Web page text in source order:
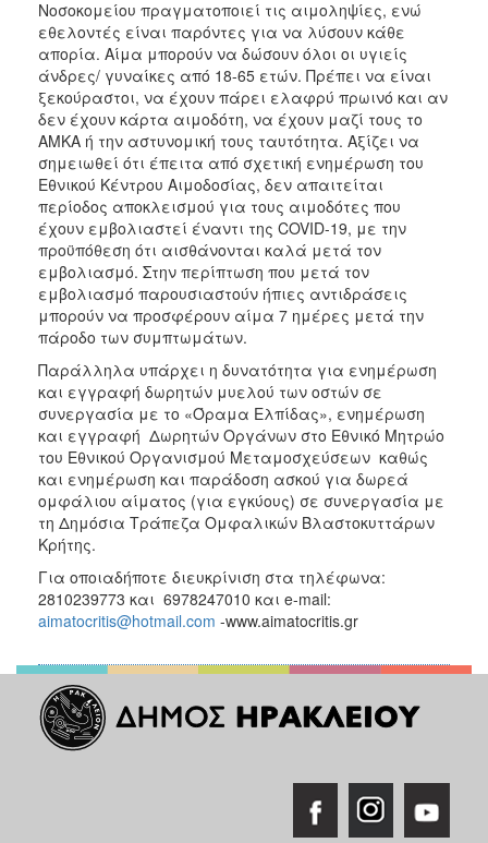
Νοσοκομείου πραγματοποιεί τις αιμοληψίες, ενώ
εθελοντές είναι παρόντες για να λύσουν κάθε
απορία. Αίμα μπορούν να δώσουν όλοι οι υγιείς
άνδρες/ γυναίκες από 18-65 ετών. Πρέπει να είναι
ξεκούραστοι, να έχουν πάρει ελαφρύ πρωινό και αν
δεν έχουν κάρτα αιμοδότη, να έχουν μαζί τους το
ΑΜΚΑ ή την αστυνομική τους ταυτότητα. Αξίζει να
σημειωθεί ότι έπειτα από σχετική ενημέρωση του
Εθνικού Κέντρου Αιμοδοσίας, δεν απαιτείται
περίοδος αποκλεισμού για τους αιμοδότες που
έχουν εμβολιαστεί έναντι της COVID-19, με την
προϋπόθεση ότι αισθάνονται καλά μετά τον
εμβολιασμό. Στην περίπτωση που μετά τον
εμβολιασμό παρουσιαστούν ήπιες αντιδράσεις
μπορούν να προσφέρουν αίμα 7 ημέρες μετά την
πάροδο των συμπτωμάτων.
Παράλληλα υπάρχει η δυνατότητα για ενημέρωση
και εγγραφή δωρητών μυελού των οστών σε
συνεργασία με το «Όραμα Ελπίδας», ενημέρωση
και εγγραφή Δωρητών Οργάνων στο Εθνικό Μητρώο
του Εθνικού Οργανισμού Μεταμοσχεύσεων καθώς
και ενημέρωση και παράδοση ασκού για δωρεά
ομφάλιου αίματος (για εγκύους) σε συνεργασία με
τη Δημόσια Τράπεζα Ομφαλικών Βλαστοκυττάρων
Κρήτης.
Για οποιαδήποτε διευκρίνιση στα τηλέφωνα:
2810239773 και 6978247010 και e-mail:
aimatocritis@hotmail.com -www.aimatocritis.gr